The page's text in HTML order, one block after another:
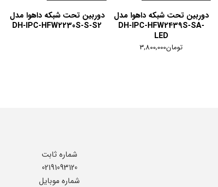
دوربین تحت شبکه داهوا مدل
DH-IPC-HFW2439S-SA-
LED
تومان3,800,000
دوربین تحت شبکه داهوا مدل
DH-IPC-HFW2230S-S-S2
شماره ثابت
02191093120
شماره موبایل